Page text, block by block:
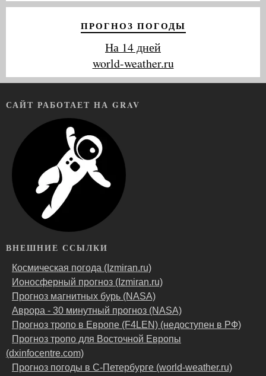
ПРОГНОЗ ПОГОДЫ
На 14 дней
world-weather.ru
САЙТ РАБОТАЕТ НА GRAV
ВНЕШНИЕ ССЫЛКИ
Космическая погода (Izmiran.ru)
Ионосферный прогноз (Izmiran.ru)
Прогноз магнитных бурь (NASA)
Аврора - 30 минутный прогноз (NASA)
Прогноз тропо в Европе (F4LEN) (недоступен в РФ)
Прогноз тропо для Восточной Европы
(dxinfocentre.com)
Прогноз погоды в С-Петербурге (world-weather.ru)